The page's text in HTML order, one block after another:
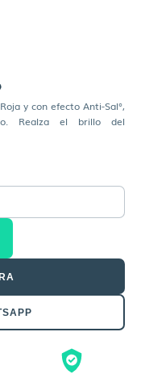
y con efecto Anti-Sal°,
Realza el brillo del